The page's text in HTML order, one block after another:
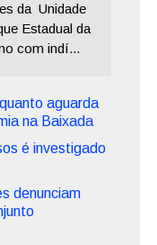
da Unidade
Estadual da
com indí...
aguarda
na Baixada
é investigado
denunciam